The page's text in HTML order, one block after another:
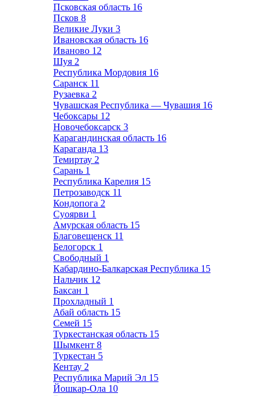
Псковская область 16
Псков 8
Великие Луки 3
Ивановская область 16
Иваново 12
Шуя 2
Республика Мордовия 16
Саранск 11
Рузаевка 2
Чувашская Республика — Чувашия 16
Чебоксары 12
Новочебоксарск 3
Карагандинская область 16
Караганда 13
Темиртау 2
Сарань 1
Республика Карелия 15
Петрозаводск 11
Кондопога 2
Суоярви 1
Амурская область 15
Благовещенск 11
Белогорск 1
Свободный 1
Кабардино-Балкарская Республика 15
Нальчик 12
Баксан 1
Прохладный 1
Абай область 15
Семей 15
Туркестанская область 15
Шымкент 8
Туркестан 5
Кентау 2
Республика Марий Эл 15
Йошкар-Ола 10